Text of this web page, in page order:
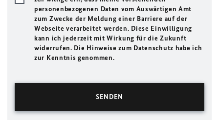
personenbezogenen Daten vom Auswärtigen Amt
zum Zwecke der Meldung einer Barriere auf der
Webseite verarbeitet werden. Diese Einwilligung
kann ich jederzeit mit Wirkung für die Zukunft
widerrufen. Die Hinweise zum Datenschutz habe ich
zur Kenntnis genommen.